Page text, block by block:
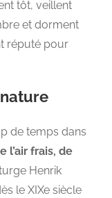
tôt, veillent
et dorment
réputé pour
de temps dans
l’air frais, de
Henrik
le XIXe siècle